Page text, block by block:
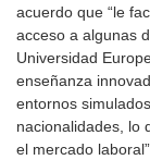
acuerdo que “le
acceso a algunas
Universidad
enseñanza
entornos
nacionalidades, lo
el mercado